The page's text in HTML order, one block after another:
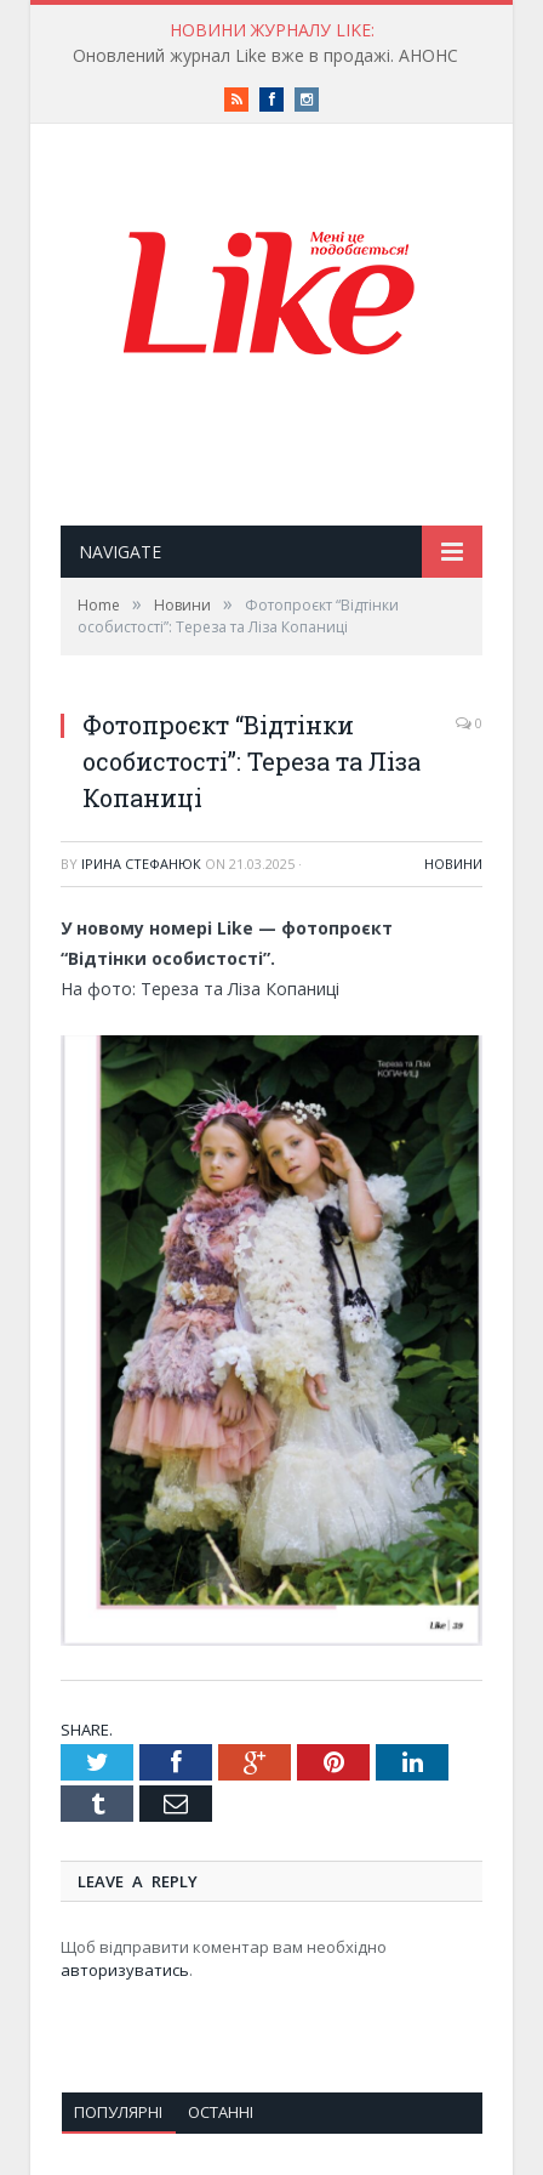
НОВИНИ ЖУРНАЛУ LIKE:
Оновлений журнал Like вже в продажі. АНОНС
RSS FacebookInstagram
NAVIGATE
Home » Новини »
Фотопроєкт “Відтінки
особистості”: Тереза та Ліза Копаниці
Фотопроєкт “Відтінки
особистості”: Тереза та Ліза
Копаниці
0
BY ІРИНА СТЕФАНЮК ON 21.03.2025 · НОВИНИ
У новому номері Like — фотопроєкт
“Відтінки особистості”.
На фото: Тереза та Ліза Копаниці
SHARE.
TwitterFacebookGoogle+PinterestLinkedIn
Tumblr Email
LEAVE A REPLY
Щоб відправити коментар вам необхідно
авторизуватись.
ПОПУЛЯРНІ ОСТАННІ